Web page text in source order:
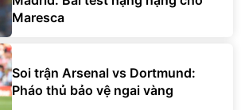
Maresca
Soi trận Arsenal vs Dortmund:
Pháo thủ bảo vệ ngai vàng